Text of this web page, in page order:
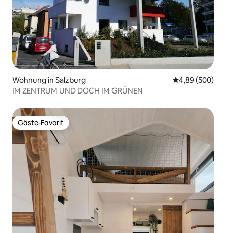
Wohnung in Salzburg
4,89 (500)
IM ZENTRUM UND DOCH IM GRÜNEN
Gäste-Favorit
Gäste-Favorit